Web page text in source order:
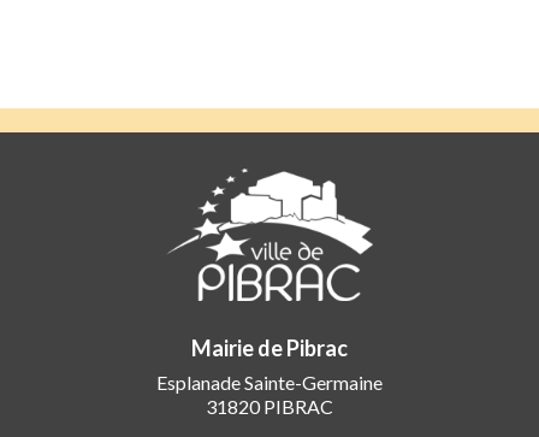
Mairie de Pibrac
Esplanade Sainte-Germaine
31820 PIBRAC